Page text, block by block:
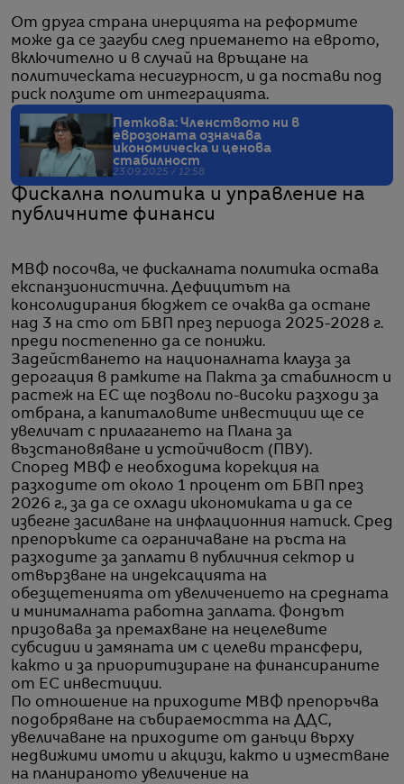
От друга страна инерцията на реформите
може да се загуби след приемането на еврото,
включително и в случай на връщане на
политическата несигурност, и да постави под
риск ползите от интеграцията.
Петкова: Членството ни в
еврозоната означава
икономическа и ценова
стабилност
23.09.2025 / 12:58
Фискална политика и управление на
публичните финанси
МВФ посочва, че фискалната политика остава
експанзионистична. Дефицитът на
консолидирания бюджет се очаква да остане
над 3 на сто от БВП през периода 2025-2028 г.
преди постепенно да се понижи.
Задействането на националната клауза за
дерогация в рамките на Пакта за стабилност и
растеж на ЕС ще позволи по-високи разходи за
отбрана, а капиталовите инвестиции ще се
увеличат с прилагането на Плана за
възстановяване и устойчивост (ПВУ).
Според МВФ е необходима корекция на
разходите от около 1 процент от БВП през
2026 г., за да се охлади икономиката и да се
избегне засилване на инфлационния натиск. Сред
препоръките са ограничаване на ръста на
разходите за заплати в публичния сектор и
отвързване на индексацията на
обезщетенията от увеличението на средната
и минималната работна заплата. Фондът
призовава за премахване на нецелевите
субсидии и замяната им с целеви трансфери,
както и за приоритизиране на финансираните
от ЕС инвестиции.
По отношение на приходите МВФ препоръчва
подобряване на събираемостта на ДДС,
увеличаване на приходите от данъци върху
недвижими имоти и акцизи, както и изместване
на планираното увеличение на